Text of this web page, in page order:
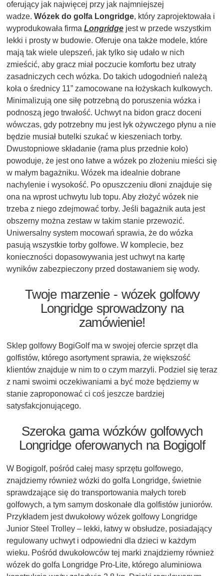
oferujący jak najwięcej przy jak najmniejszej
wadze. Wózek do golfa Longridge, który zaprojektowała i
wyprodukowała firma Longridge jest w przede wszystkim
lekki i prosty w budowie. Oferuje ona także modele, które
mają tak wiele ulepszeń, jak tylko się udało w nich
zmieścić, aby gracz miał poczucie komfortu bez utraty
zasadniczych cech wózka. Do takich udogodnień należą
koła o średnicy 11” zamocowane na łożyskach kulkowych.
Minimalizują one siłę potrzebną do poruszenia wózka i
podnoszą jego trwałość. Uchwyt na bidon gracz doceni
wówczas, gdy potrzebny mu jest łyk ożywczego płynu a nie
będzie musiał butelki szukać w kieszeniach torby.
Dwustopniowe składanie (rama plus przednie koło)
powoduje, że jest ono łatwe a wózek po złożeniu mieści się
w małym bagażniku. Wózek ma idealnie dobrane
nachylenie i wysokość. Po opuszczeniu dłoni znajduje się
ona na wprost uchwytu lub topu. Aby złożyć wózek nie
trzeba z niego zdejmować torby. Jeśli bagażnik auta jest
obszerny można zestaw w takim stanie przewozić.
Uniwersalny system mocowań sprawia, że do wózka
pasują wszystkie torby golfowe. W komplecie, bez
konieczności dopasowywania jest uchwyt na kartę
wyników zabezpieczony przed dostawaniem się wody.
Twoje marzenie - wózek golfowy
Longridge sprowadzony na
zamówienie!
Sklep golfowy BogiGolf ma w swojej ofercie sprzęt dla
golfistów, którego asortyment sprawia, że większość
klientów znajduje w nim to o czym marzyli. Podziel się teraz
z nami swoimi oczekiwaniami a być może będziemy w
stanie zaproponować ci coś jeszcze bardziej
satysfakcjonującego.
Szeroka gama wózków golfowych
Longridge oferowanych na Bogigolf
W Bogigolf, pośród całej masy sprzętu golfowego,
znajdziemy również wózki do golfa Longridge, świetnie
sprawdzające się do transportowania małych toreb
golfowych, a tym samym doskonałe dla golfistów juniorów.
Przykładem jest dwukołowy wózek golfowy Longridge
Junior Steel Trolley – lekki, łatwy w obsłudze, posiadający
regulowany uchwyt i odpowiedni dla dzieci w każdym
wieku. Pośród dwukołowców tej marki znajdziemy również
wózek do golfa Longridge Pro-Lite, którego aluminiowa